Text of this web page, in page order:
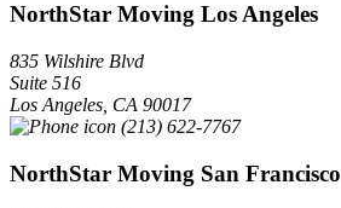
NorthStar Moving Los Angeles
835 Wilshire Blvd
Suite 516
Los Angeles CA 90017
(213) 622-7767
NorthStar Moving San Francisco